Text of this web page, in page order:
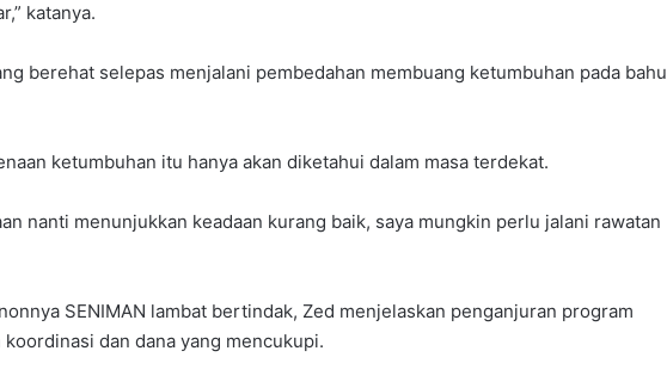
katanya.
berehat selepas menjalani pembedahan membuang ketumbuhan pada bahu
ketumbuhan itu hanya akan diketahui dalam masa terdekat.
nanti menunjukkan keadaan kurang baik, saya mungkin perlu jalani rawatan
SENIMAN lambat bertindak, Zed menjelaskan penganjuran program
dan dana yang mencukupi.